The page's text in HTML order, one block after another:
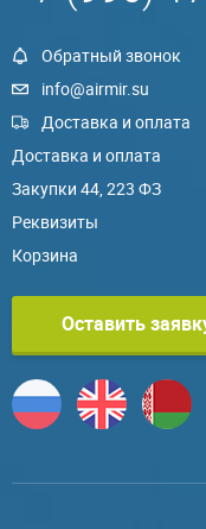
Обратный звонок
info@airmir.su
Доставка и оплата
Доставка и оплата
Закупки 44, 223 ФЗ
Реквизиты
Корзина
Оставить